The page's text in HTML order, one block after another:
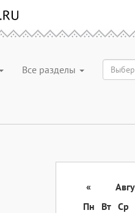
Все разделы
«
Пн
Вт Ср